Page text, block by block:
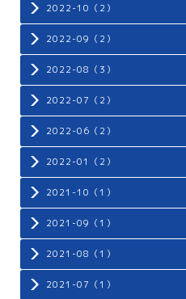
2022-10（2）
2022-09（2）
2022-08（3）
2022-07（2）
2022-06（2）
2022-01（2）
2021-10（1）
2021-09（1）
2021-08（1）
2021-07（1）